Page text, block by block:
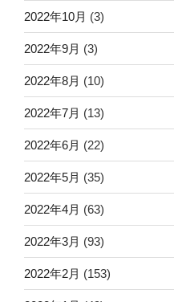
2022年10月 (3)
2022年9月 (3)
2022年8月 (10)
2022年7月 (13)
2022年6月 (22)
2022年5月 (35)
2022年4月 (63)
2022年3月 (93)
2022年2月 (153)